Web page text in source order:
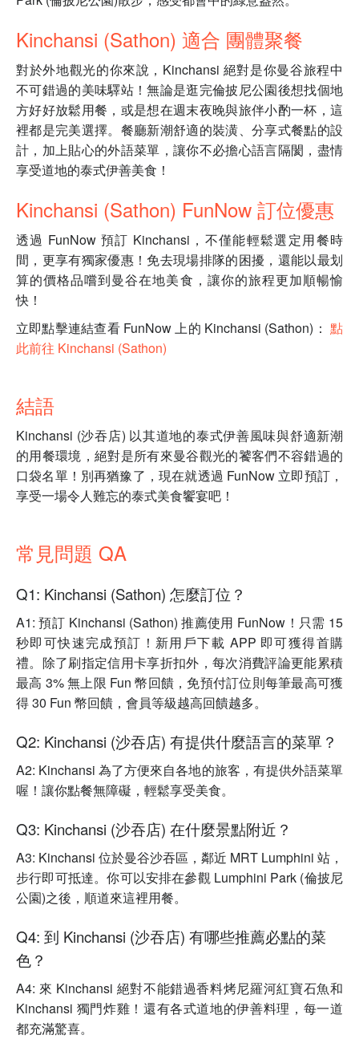
Kinchansi (Sathon) 適合 團體聚餐
對於外地觀光的你來說，Kinchansi 絕對是你曼谷旅程中
不可錯過的美味驛站！無論是逛完倫披尼公園後想找個地
方好好放鬆用餐，或是想在週末夜晚與旅伴小酌一杯，這
裡都是完美選擇。餐廳新潮舒適的裝潢、分享式餐點的設
計，加上貼心的外語菜單，讓你不必擔心語言隔閡，盡情
享受道地的泰式伊善美食！
Kinchansi (Sathon) FunNow 訂位優惠
透過 FunNow 預訂 Kinchansi，不僅能輕鬆選定用餐時
間，更享有獨家優惠！免去現場排隊的困擾，還能以最划
算的價格品嚐到曼谷在地美食，讓你的旅程更加順暢愉
快！
立即點擊連結查看 FunNow 上的 Kinchansi (Sathon)： 點
此前往 Kinchansi (Sathon)
結語
Kinchansi (沙吞店) 以其道地的泰式伊善風味與舒適新潮
的用餐環境，絕對是所有來曼谷觀光的饕客們不容錯過的
口袋名單！別再猶豫了，現在就透過 FunNow 立即預訂，
享受一場令人難忘的泰式美食饗宴吧！
常見問題 QA
Q1: Kinchansi (Sathon) 怎麼訂位？
A1: 預訂 Kinchansi (Sathon) 推薦使用 FunNow！只需 15
秒即可快速完成預訂！新用戶下載 APP 即可獲得首購
禮。除了刷指定信用卡享折扣外，每次消費評論更能累積
最高 3% 無上限 Fun 幣回饋，免預付訂位則每筆最高可獲
得 30 Fun 幣回饋，會員等級越高回饋越多。
Q2: Kinchansi (沙吞店) 有提供什麼語言的菜單？
A2: Kinchansi 為了方便來自各地的旅客，有提供外語菜單
喔！讓你點餐無障礙，輕鬆享受美食。
Q3: Kinchansi (沙吞店) 在什麼景點附近？
A3: Kinchansi 位於曼谷沙吞區，鄰近 MRT Lumphini 站，
步行即可抵達。你可以安排在參觀 Lumphini Park (倫披尼
公園)之後，順道來這裡用餐。
Q4: 到 Kinchansi (沙吞店) 有哪些推薦必點的菜
色？
A4: 來 Kinchansi 絕對不能錯過香料烤尼羅河紅寶石魚和
Kinchansi 獨門炸雞！還有各式道地的伊善料理，每一道
都充滿驚喜。